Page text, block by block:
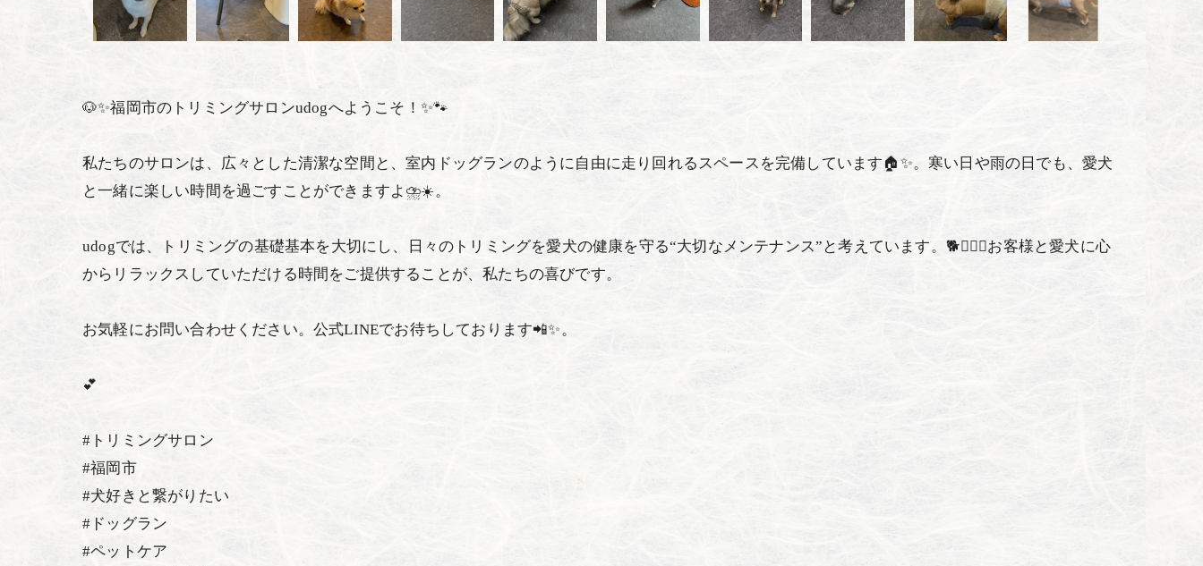
🐶✨福岡市のトリミングサロンudogへようこそ！✨🐾
私たちのサロンは、広々とした清潔な空間と、室内ドッグランのように自由に走り回れるスペースを完備しています🏠✨。寒い日や雨の日でも、愛犬
と一緒に楽しい時間を過ごすことができますよ⛈️☀️。
udogでは、トリミングの基礎基本を大切にし、日々のトリミングを愛犬の健康を守る“大切なメンテナンス”と考えています。🐕💇‍♂️✨お客様と愛犬に心
からリラックスしていただける時間をご提供することが、私たちの喜びです。
お気軽にお問い合わせください。公式LINEでお待ちしております📲✨。
💕
#トリミングサロン
#福岡市
#犬好きと繋がりたい
#ドッグラン
#ペットケア